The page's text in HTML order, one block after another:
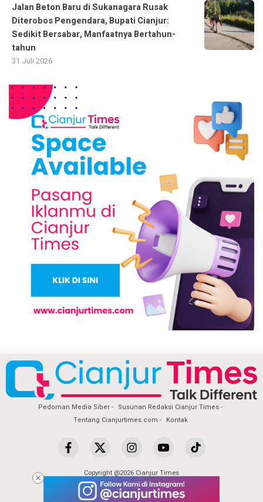
Jalan Beton Baru di Sukanagara Rusak
Diterobos Pengendara, Bupati Cianjur:
Sedikit Bersabar, Manfaatnya Bertahun-
tahun
31 Juli 2026
Pedoman Media Siber
Susunan Redaksi Cianjur Times
Tentang Cianjurtimes.com
Kontak
Copyright @2026 Cianjur Times
All Rights Reserved